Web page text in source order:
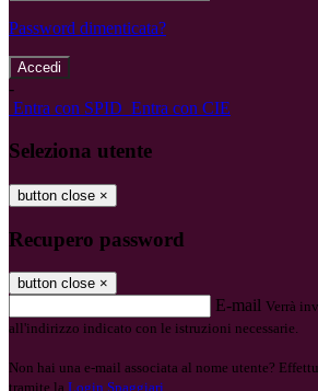
Password dimenticata?
-
Entra con SPID Entra con CIE
Seleziona utente
button close ×
Recupero password
button close ×
E-mail Verrà
all'indirizzo indicato con le istruzioni necessarie.
Non hai una e-mail associata al nome utente?
tramite la Login Spaggiari